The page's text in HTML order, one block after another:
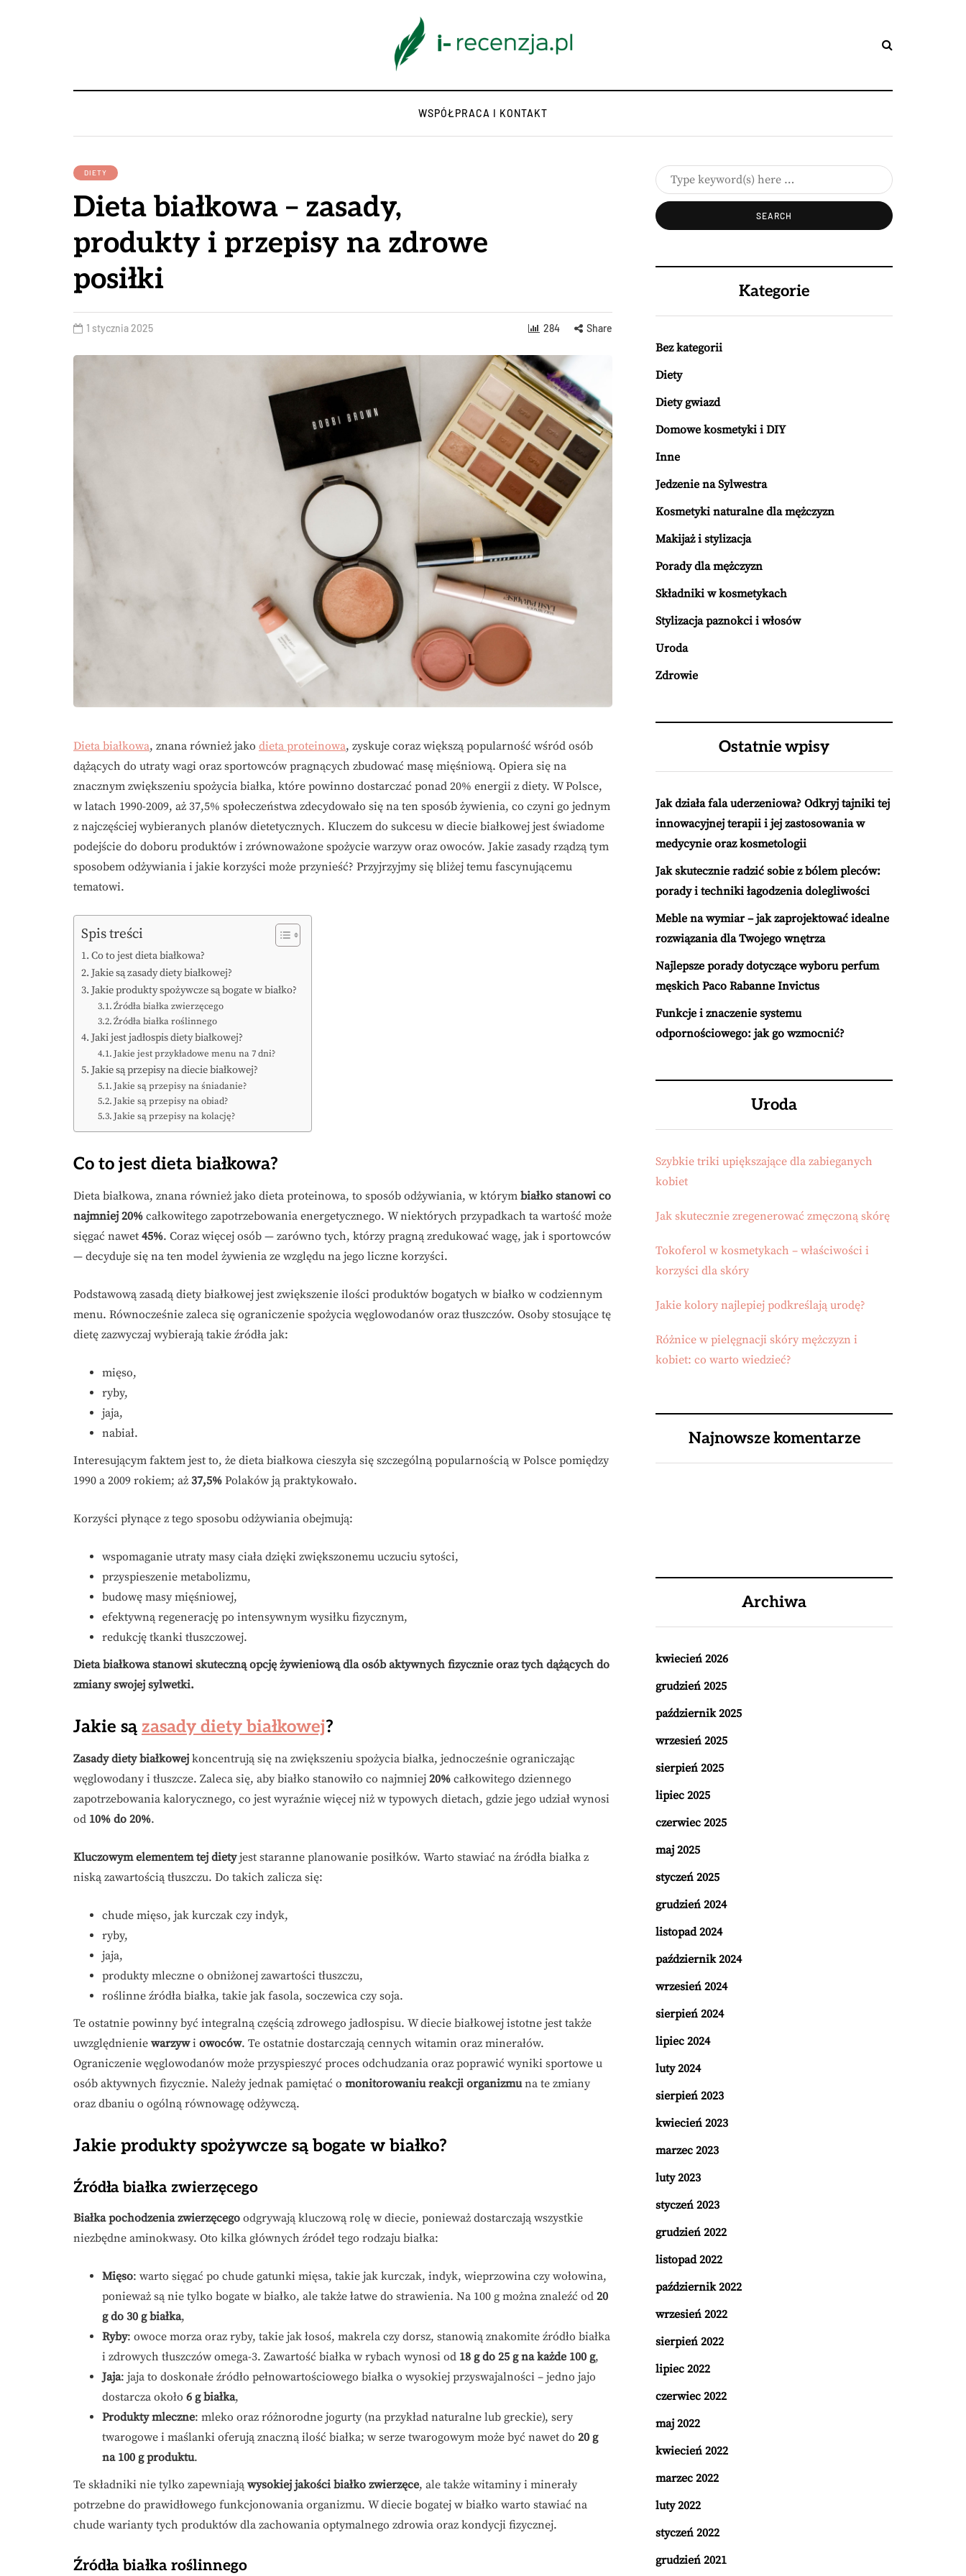
WSPÓŁPRACA I KONTAKT
DIETY
Dieta białkowa – zasady,
produkty i przepisy na zdrowe
posiłki
1 stycznia 2025 284 Share
Dieta białkowa, znana również jako dieta proteinowa, zyskuje coraz większą popularność wśród osób
dążących do utraty wagi oraz sportowców pragnących zbudować masę mięśniową. Opiera się na
znacznym zwiększeniu spożycia białka, które powinno dostarczać ponad 20% energii z diety. W Polsce,
w latach 1990-2009, aż 37,5% społeczeństwa zdecydowało się na ten sposób żywienia, co czyni go jednym
z najczęściej wybieranych planów dietetycznych. Kluczem do sukcesu w diecie białkowej jest świadome
podejście do doboru produktów i zrównoważone spożycie warzyw oraz owoców. Jakie zasady rządzą tym
sposobem odżywiania i jakie korzyści może przynieść? Przyjrzyjmy się bliżej temu fascynującemu
tematowi.
Spis treści
Co to jest dieta białkowa?
Jakie są zasady diety białkowej?
Jakie produkty spożywcze są bogate w białko?
Źródła białka zwierzęcego
Źródła białka roślinnego
Jaki jest jadłospis diety białkowej?
Jakie jest przykładowe menu na 7 dni?
Jakie są przepisy na diecie białkowej?
Jakie są przepisy na śniadanie?
Jakie są przepisy na obiad?
Jakie są przepisy na kolację?
Co to jest dieta białkowa?
Dieta białkowa, znana również jako dieta proteinowa, to sposób odżywiania, w którym białko stanowi co
najmniej 20% całkowitego zapotrzebowania energetycznego. W niektórych przypadkach ta wartość może
sięgać nawet 45%. Coraz więcej osób — zarówno tych, którzy pragną zredukować wagę, jak i sportowców
— decyduje się na ten model żywienia ze względu na jego liczne korzyści.
Podstawową zasadą diety białkowej jest zwiększenie ilości produktów bogatych w białko w codziennym
menu. Równocześnie zaleca się ograniczenie spożycia węglowodanów oraz tłuszczów. Osoby stosujące tę
dietę zazwyczaj wybierają takie źródła jak:
mięso,
ryby,
jaja,
nabiał.
Interesującym faktem jest to, że dieta białkowa cieszyła się szczególną popularnością w Polsce pomiędzy
1990 a 2009 rokiem; aż 37,5% Polaków ją praktykowało.
Korzyści płynące z tego sposobu odżywiania obejmują:
wspomaganie utraty masy ciała dzięki zwiększonemu uczuciu sytości,
przyspieszenie metabolizmu,
budowę masy mięśniowej,
efektywną regenerację po intensywnym wysiłku fizycznym,
redukcję tkanki tłuszczowej.
Dieta białkowa stanowi skuteczną opcję żywieniową dla osób aktywnych fizycznie oraz tych dążących do
zmiany swojej sylwetki.
Jakie są zasady diety białkowej?
Zasady diety białkowej koncentrują się na zwiększeniu spożycia białka, jednocześnie ograniczając
węglowodany i tłuszcze. Zaleca się, aby białko stanowiło co najmniej 20% całkowitego dziennego
zapotrzebowania kalorycznego, co jest wyraźnie więcej niż w typowych dietach, gdzie jego udział wynosi
od 10% do 20%.
Kluczowym elementem tej dietyjest staranne planowanie posiłków. Warto stawiać na źródła białka z
niską zawartością tłuszczu. Do takich zalicza się:
chude mięso, jak kurczak czy indyk,
ryby,
jaja,
produkty mleczne o obniżonej zawartości tłuszczu,
roślinne źródła białka, takie jak fasola, soczewica czy soja.
Te ostatnie powinny być integralną częścią zdrowego jadłospisu. W diecie białkowej istotne jest także
uwzględnienie warzywi owoców. Te ostatnie dostarczają cennych witamin oraz minerałów.
Ograniczenie węglowodanów może przyspieszyć proces odchudzania oraz poprawić wyniki sportowe u
osób aktywnych fizycznie. Należy jednak pamiętać o monitorowaniu reakcji organizmuna te zmiany
oraz dbaniu o ogólną równowagę odżywczą.
Jakie produkty spożywcze są bogate w białko?
Źródła białka zwierzęcego
Białka pochodzenia zwierzęcego odgrywają kluczową rolę w diecie, ponieważ dostarczają wszystkie
niezbędne aminokwasy. Oto kilka głównych źródeł tego rodzaju białka:
Mięso: warto sięgać po chude gatunki mięsa, takie jak kurczak, indyk, wieprzowina czy wołowina,
ponieważ są nie tylko bogate w białko, ale także łatwe do strawienia. Na 100 g można znaleźć od 20
g do 30 g białka,
Ryby: owoce morza oraz ryby, takie jak łosoś, makrela czy dorsz, stanowią znakomite źródło białka
i zdrowych tłuszczów omega-3. Zawartość białka w rybach wynosi od 18 g do 25 g na każde 100 g,
Jaja: jaja to doskonałe źródło pełnowartościowego białka o wysokiej przyswajalności – jedno jajo
dostarcza około 6 g białka,
Produkty mleczne: mleko oraz różnorodne jogurty (na przykład naturalne lub greckie), sery
twarogowe i maślanki oferują znaczną ilość białka; w serze twarogowym może być nawet do 20 g
na 100 g produktu.
Te składniki nie tylko zapewniają wysokiej jakości białko zwierzęce, ale także witaminy i minerały
potrzebne do prawidłowego funkcjonowania organizmu. W diecie bogatej w białko warto stawiać na
chude warianty tych produktów dla zachowania optymalnego zdrowia oraz kondycji fizycznej.
Źródła białka roślinnego
Kategorie
Bez kategorii
Diety
Diety gwiazd
Domowe kosmetyki i DIY
Inne
Jedzenie na Sylwestra
Kosmetyki naturalne dla mężczyzn
Makijaż i stylizacja
Porady dla mężczyzn
Składniki w kosmetykach
Stylizacja paznokci i włosów
Uroda
Zdrowie
Ostatnie wpisy
Jak działa fala uderzeniowa? Odkryj tajniki tej
innowacyjnej terapii i jej zastosowania w
medycynie oraz kosmetologii
Jak skutecznie radzić sobie z bólem pleców:
porady i techniki łagodzenia dolegliwości
Meble na wymiar – jak zaprojektować idealne
rozwiązania dla Twojego wnętrza
Najlepsze porady dotyczące wyboru perfum
męskich Paco Rabanne Invictus
Funkcje i znaczenie systemu
odpornościowego: jak go wzmocnić?
Uroda
Szybkie triki upiększające dla zabieganych
kobiet
Jak skutecznie zregenerować zmęczoną skórę
Tokoferol w kosmetykach – właściwości i
korzyści dla skóry
Jakie kolory najlepiej podkreślają urodę?
Różnice w pielęgnacji skóry mężczyzn i
kobiet: co warto wiedzieć?
Najnowsze komentarze
Archiwa
kwiecień 2026
grudzień 2025
październik 2025
wrzesień 2025
sierpień 2025
lipiec 2025
czerwiec 2025
maj 2025
styczeń 2025
grudzień 2024
listopad 2024
październik 2024
wrzesień 2024
sierpień 2024
lipiec 2024
luty 2024
sierpień 2023
kwiecień 2023
marzec 2023
luty 2023
styczeń 2023
grudzień 2022
listopad 2022
październik 2022
wrzesień 2022
sierpień 2022
lipiec 2022
czerwiec 2022
maj 2022
kwiecień 2022
marzec 2022
luty 2022
styczeń 2022
grudzień 2021